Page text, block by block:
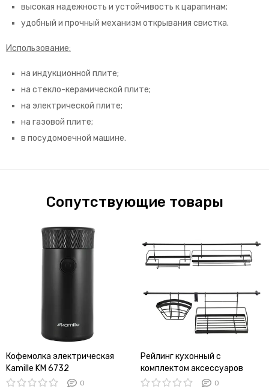
высокая надежность и устойчивость к царапинам;
удобный и прочный механизм открывания свистка.
Использование:
на индукционной плите;
на стекло-керамической плите;
на электрической плите;
на газовой плите;
в посудомоечной машине.
Сопутствующие товары
Кофемолка электрическая
Kamille KM 6732
0
Рейлинг кухонный с
комплектом аксессуаров
Kamille KM 8862
0